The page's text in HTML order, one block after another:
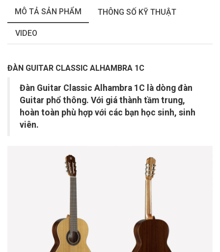
MÔ TẢ SẢN PHẨM THÔNG SỐ KỸ THUẬT
VIDEO
ĐÀN GUITAR CLASSIC ALHAMBRA 1C
Đàn Guitar Classic Alhambra 1C là dòng đàn
Guitar phổ thông. Với giá thành tầm trung,
hoàn toàn phù hợp với các bạn học sinh, sinh
viên.